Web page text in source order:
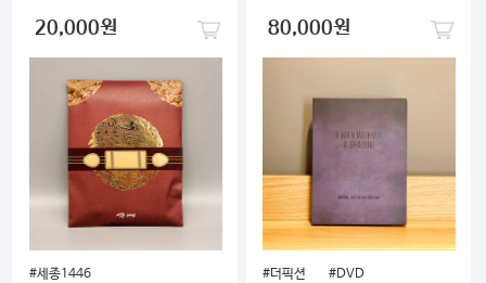
20,000원
#세종1446
80,000원
#더픽션 #DVD